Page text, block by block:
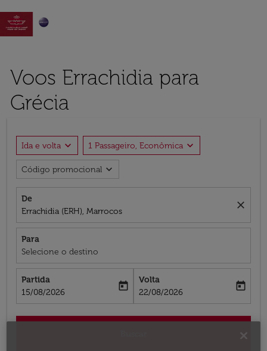

Voos Errachidia para
Grécia
Ida e volta expand_more 1 Passageiro, Econômica expand_more
Código promocional expand_more
De
Errachidia (ERH), Marrocos
close
Para
Selecione o destino
Partida
fc-booking-departure-date-aria-label
15/08/2026
today
Volta
fc-booking-return-date-aria-label
22/08/2026
today